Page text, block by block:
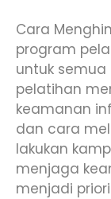
Cara
program
untuk semua
pelatihan
keamanan
dan cara
lakukan
menjaga
menjadi